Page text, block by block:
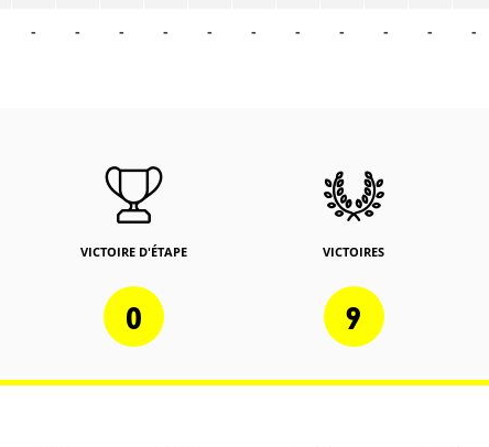
- - - - - - - - - - -
VICTOIRE D'ÉTAPE
0
VICTOIRES
9